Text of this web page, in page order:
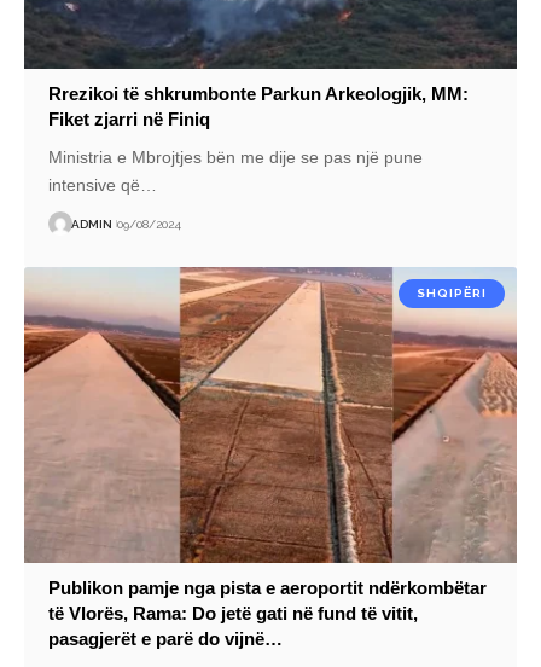
Rrezikoi të shkrumbonte Parkun Arkeologjik, MM:
Fiket zjarri në Finiq
Ministria e Mbrojtjes bën me dije se pas një pune
intensive që…
ADMIN 09/08/2024
SHQIPËRI
Publikon pamje nga pista e aeroportit ndërkombëtar
të Vlorës, Rama: Do jetë gati në fund të vitit,
pasagjerët e parë do vijnë…